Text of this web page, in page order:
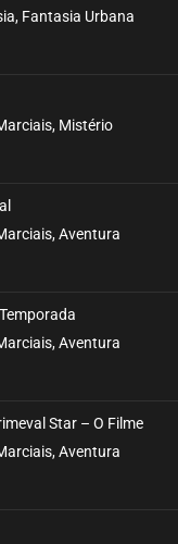
Fantasia Urbana
Mistério
Aventura
Aventura
Star – O Filme
Aventura